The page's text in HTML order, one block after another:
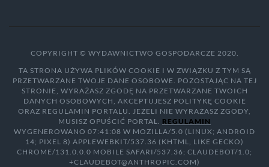
COPYRIGHT © WYDAWNICTWO GOSPODARCZE 2020.
TA STRONA UŻYWA PLIKÓW COOKIE I W ZWIĄZKU Z TYM SĄ
PRZETWARZANE TWOJE DANE OSOBOWE. POZOSTAJĄC NA TEJ
STRONIE, WYRAŻASZ ZGODĘ NA PRZETWARZANE TWOICH
DANYCH OSOBOWYCH, AKCEPTUJESZ POLITYKĘ COOKIE
ORAZ REGULAMIN PORTALU. JEŻELI NIE WYRAŻASZ ZGODY,
MUSISZ OPUŚCIĆ PORTAL. REGULAMIN
WYGENEROWANO 07:41:08 W MOZILLA/5.0 (LINUX; ANDROID
14; PIXEL 8) APPLEWEBKIT/537.36 (KHTML, LIKE GECKO)
CHROME/131.0.0.0 MOBILE SAFARI/537.36; CLAUDEBOT/1.0;
+CLAUDEBOT@ANTHROPIC.COM)